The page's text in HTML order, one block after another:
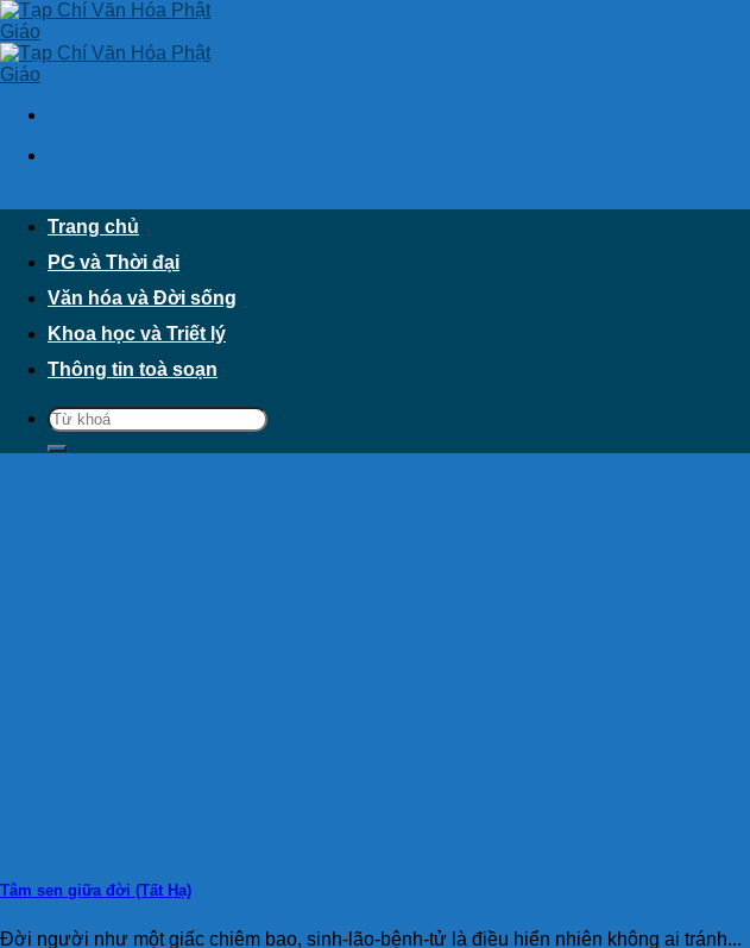
Skip
to
content
Trang chủ
PG và Thời đại
Văn hóa và Đời sống
Khoa học và Triết lý
Thông tin toà soạn
Tâm sen giữa đời (Tất Hạ)
Đời người như một giấc chiêm bao, sinh-lão-bệnh-tử là điều hiển nhiên không ai tránh...